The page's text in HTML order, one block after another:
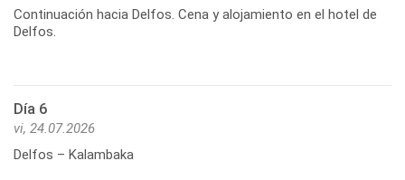
Continuación hacia Delfos. Cena y alojamiento en el hotel de
Delfos.
Día 6
vi, 24.07.2026
Delfos – Kalambaka